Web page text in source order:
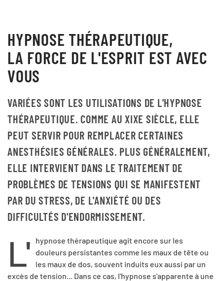
HYPNOSE THÉRAPEUTIQUE,
LA FORCE DE L'ESPRIT EST AVEC
VOUS
VARIÉES SONT LES UTILISATIONS DE L'HYPNOSE
THÉRAPEUTIQUE. COMME AU XIXE SIÈCLE, ELLE
PEUT SERVIR POUR REMPLACER CERTAINES
ANESTHÉSIES GÉNÉRALES. PLUS GÉNÉRALEMENT,
ELLE INTERVIENT DANS LE TRAITEMENT DE
PROBLÈMES DE TENSIONS QUI SE MANIFESTENT
PAR DU STRESS, DE L'ANXIÉTÉ OU DES
DIFFICULTÉS D'ENDORMISSEMENT.
L'
hypnose thérapeutique agit encore sur les
douleurs persistantes comme les maux de tête ou
les maux de dos, souvent induits eux aussi par un
excès de tension... Dans ce cas, l'hypnose s'apparente à une